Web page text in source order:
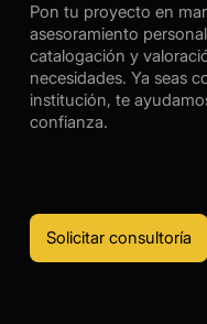
Pon tu proyecto en
asesoramiento
catalogación y
necesidades. Ya seas
institución, te
confianza.
Solicitar consultoría